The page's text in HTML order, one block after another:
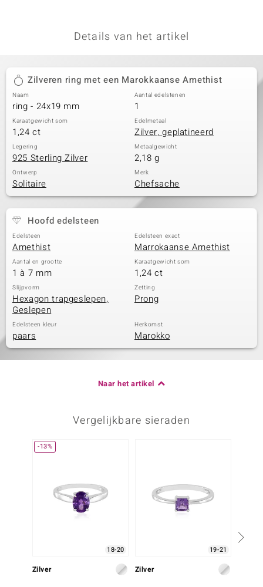
Details van het artikel
Zilveren ring met een Marokkaanse Amethist
Naam
ring - 24x19 mm
Aantal edelstenen
1
Karaatgewicht som
1,24 ct
Edelmetaal
Zilver, geplatineerd
Legering
925 Sterling Zilver
Metaalgewicht
2,18 g
Ontwerp
Solitaire
Merk
Chefsache
Hoofd edelsteen
Edelsteen
Amethist
Edelsteen exact
Marrokaanse Amethist
Aantal en grootte
1 à 7 mm
Karaatgewicht som
1,24 ct
Slijpvorm
Hexagon trapgeslepen,
Geslepen
Zetting
Prong
Edelsteen kleur
paars
Herkomst
Marokko
Naar het artikel
Vergelijkbare sieraden
-13%
18-20
Zilver
19-21
Zilver